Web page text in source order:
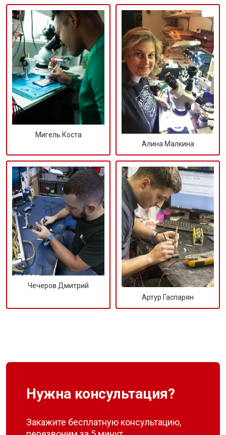
Мигель Коста
Алина Малкина
Чечеров Дмитрий
Артур Гаспарян
Нужна консультация?
Закажите бесплатную консультацию,